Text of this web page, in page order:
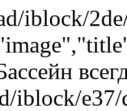
iblock/
iblock/